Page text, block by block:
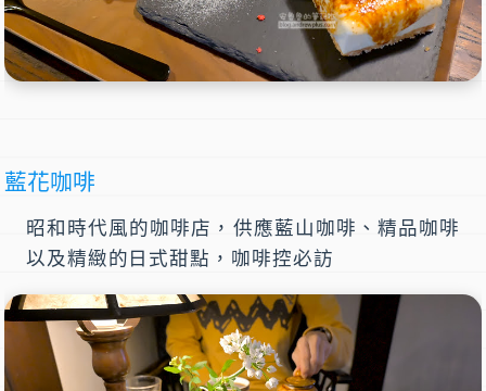
藍花咖啡
昭和時代風的咖啡店，供應藍山咖啡、精品咖啡
以及精緻的日式甜點，咖啡控必訪